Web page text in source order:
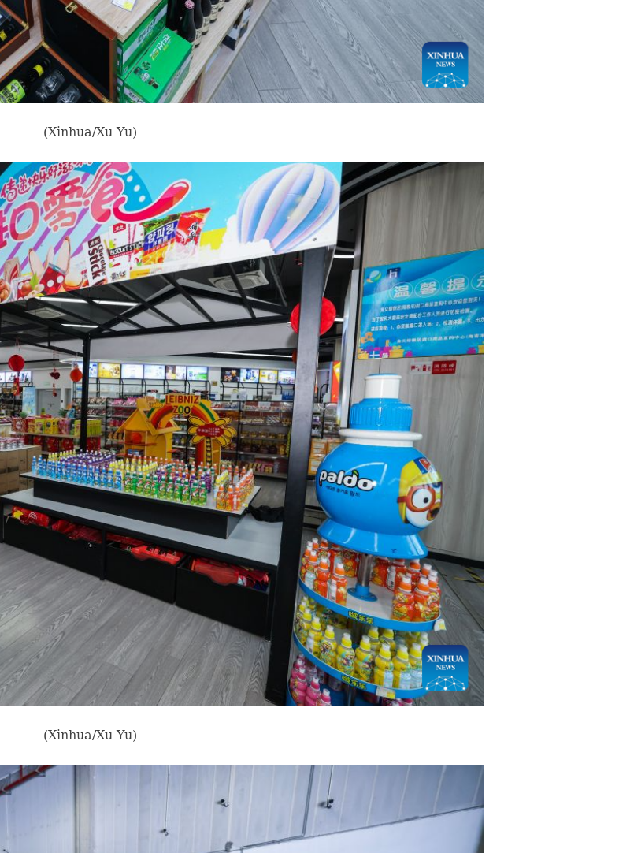
(Xinhua/Xu Yu)
(Xinhua/Xu Yu)